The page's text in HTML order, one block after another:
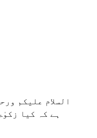
السلام علیکم
ہے کہ کیا